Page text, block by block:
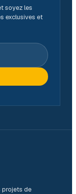
soyez les
exclusives et
projets de